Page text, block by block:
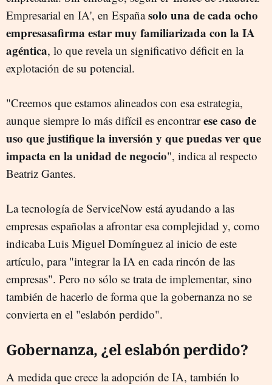
Empresarial en IA', en Españasolo una de cada ocho
empresasafirma estar muy familiarizada con la IA
agéntica, lo que revela un significativo déficit en la
explotación de su potencial.
"Creemos que estamos alineados con esa estrategia,
aunque siempre lo más difícil es encontrarese caso de
uso que justifique la inversión y que puedas ver que
impacta en la unidad de negocio", indica al respecto
Beatriz Gantes.
La tecnología de ServiceNow está ayudando a las
empresas españolas a afrontar esa complejidad y, como
indicaba Luis Miguel Domínguez al inicio de este
artículo, para "integrar la IA en cada rincón de las
empresas". Pero no sólo se trata de implementar, sino
también de hacerlo de forma que la gobernanza no se
convierta en el "eslabón perdido".
Gobernanza, ¿el eslabón perdido?
A medida que crece la adopción de IA, también lo